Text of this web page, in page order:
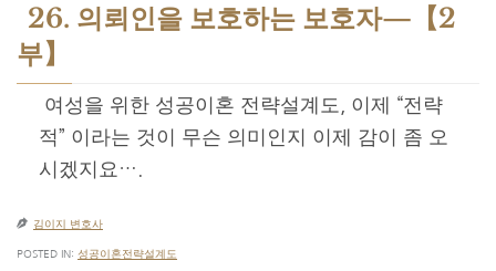
26. 의뢰인을 보호하는 보호자—【2
부】
​ 여성을 위한 성공이혼 전략설계도, 이제 “전략
적” 이라는 것이 무슨 의미인지 이제 감이 좀 오
시겠지요….
 김이지 변호사
POSTED IN: 성공이혼전략설계도